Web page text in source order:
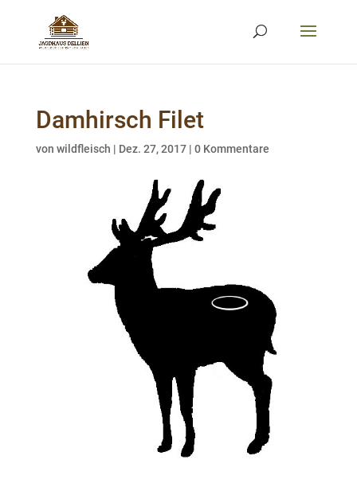
Damhirsch Filet
von wildfleisch | Dez. 27, 2017| 0 Kommentare